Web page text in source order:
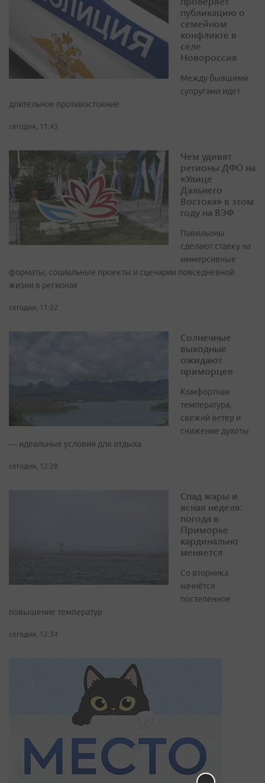
публикацию о
семейном
конфликте в
селе
Новороссия
Между бывшими
супругами идет
длительное противостояние
сегодня, 11:43
Чем удивят
регионы ДФО на
«Улице
Дальнего
Востока» в этом
году на ВЭФ
Павильоны
сделают ставку на
иммерсивные
форматы, социальные проекты и сценарии повседневной
жизни в регионах
сегодня, 11:22
Солнечные
выходные
ожидают
приморцев
Комфортная
температура,
свежий ветер и
снижение духоты
— идеальные условия для отдыха
сегодня, 12:28
Спад жары и
ясная неделя:
погода в
Приморье
кардинально
меняется
Со вторника
начнётся
постепенное
повышение температур
сегодня, 12:34